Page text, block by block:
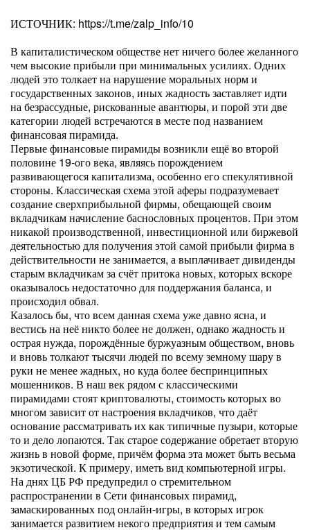
ИСТОЧНИК: https://t.me/zalp_info/10
В капиталистическом обществе нет ничего более желанного
чем высокие прибыли при минимальных усилиях. Одних
людей это толкает на нарушение моральных норм и
государственных законов, иных жадность заставляет идти
на безрассудные, рискованные авантюры, и порой эти две
категории людей встречаются в месте под названием
финансовая пирамида.
Первые финансовые пирамиды возникли ещё во второй
половине 19-ого века, являясь порождением
развивающегося капитализма, особенно его спекулятивной
стороны. Классическая схема этой аферы подразумевает
создание сверхприбыльной фирмы, обещающей своим
вкладчикам начисление баснословных процентов. При этом
никакой производственной, инвестиционной или биржевой
деятельностью для получения этой самой прибыли фирма в
действительности не занимается, а выплачивает дивиденды
старым вкладчикам за счёт притока новых, которых вскоре
оказывалось недостаточно для поддержания баланса, и
происходил обвал.
Казалось бы, что всем данная схема уже давно ясна, и
вестись на неё никто более не должен, однако жадность и
острая нужда, порождённые буржуазным обществом, вновь
и вновь толкают тысячи людей по всему земному шару в
руки не менее жадных, но куда более беспринципных
мошенников. В наш век рядом с классическими
пирамидами стоят криптовалюты, стоимость которых во
многом зависит от настроения вкладчиков, что даёт
основание рассматривать их как типичные пузыри, которые
то и дело лопаются. Так старое содержание обретает вторую
жизнь в новой форме, причём форма эта может быть весьма
экзотической. К примеру, иметь вид компьютерной игры.
На днях ЦБ РФ предупредил о стремительном
распространении в Сети финансовых пирамид,
замаскированных под онлайн-игры, в которых игрок
занимается развитием некого предприятия и тем самым